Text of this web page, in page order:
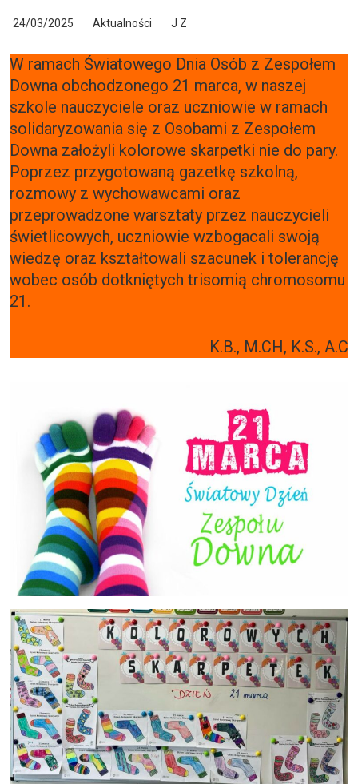
24/03/2025 Aktualności J Z
W ramach Światowego Dnia Osób z Zespołem
Downa obchodzonego 21 marca, w naszej
szkole nauczyciele oraz uczniowie w ramach
solidaryzowania się z Osobami z Zespołem
Downa założyli kolorowe skarpetki nie do pary.
Poprzez przygotowaną gazetkę szkolną,
rozmowy z wychowawcami oraz
przeprowadzone warsztaty przez nauczycieli
świetlicowych, uczniowie wzbogacali swoją
wiedzę oraz kształtowali szacunek i tolerancję
wobec osób dotkniętych trisomią chromosomu
21.
K.B., M.CH, K.S., A.C